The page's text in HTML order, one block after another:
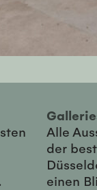
Alle
der
einen